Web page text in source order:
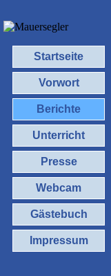
Startseite
Vorwort
Berichte
Unterricht
Presse
Webcam
Gästebuch
Impressum